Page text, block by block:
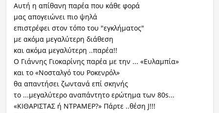
Αυτή η απίθανη παρέα που κάθε φορά
μας απογειώνει πιο ψηλά
επιστρέφει στον τόπο του "εγκλήματος"
με ακόμα μεγαλύτερη διάθεση
και ακόμα μεγαλύτερη ..παρέα!!
Ο Γιάννης Γιοκαρίνης παρέα με την ... «Ευλαμπία»
και το «Νοσταλγό του Ροκενρόλ»
θα απαντήσει ζωντανά επί σκηνής
το ...μεγαλύτερο αναπάντητο ερώτημα των 80s...
«ΚΙΘΑΡΙΣΤΑΣ ή ΝΤΡΑΜΕΡ?» Πάρτε ..θέση J!!!